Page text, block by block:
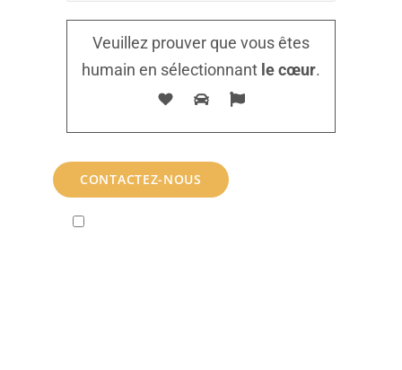
Veuillez prouver que vous êtes
humain en sélectionnant le cœur.